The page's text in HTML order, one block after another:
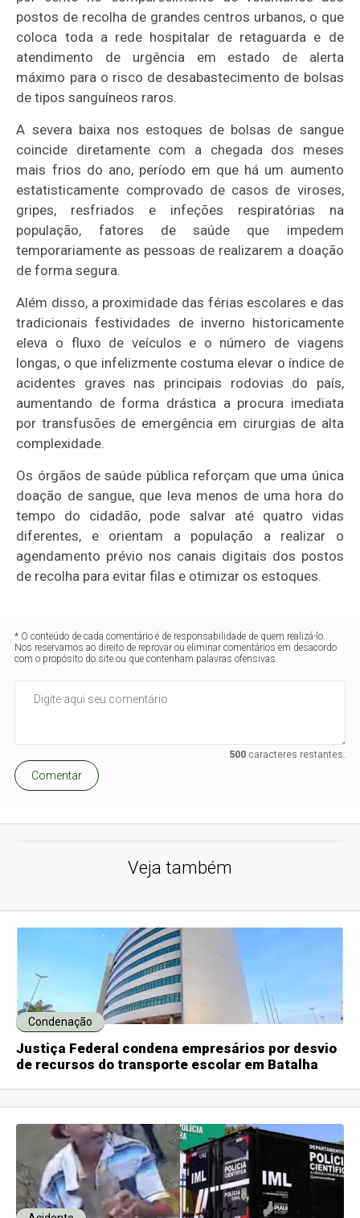
postos de recolha de grandes centros urbanos, o que
coloca toda a rede hospitalar de retaguarda e de
atendimento de urgência em estado de alerta
máximo para o risco de desabastecimento de bolsas
de tipos sanguíneos raros.
A severa baixa nos estoques de bolsas de sangue
coincide diretamente com a chegada dos meses
mais frios do ano, período em que há um aumento
estatisticamente comprovado de casos de viroses,
gripes, resfriados e infeções respiratórias na
população, fatores de saúde que impedem
temporariamente as pessoas de realizarem a doação
de forma segura.
Além disso, a proximidade das férias escolares e das
tradicionais festividades de inverno historicamente
eleva o fluxo de veículos e o número de viagens
longas, o que infelizmente costuma elevar o índice de
acidentes graves nas principais rodovias do país,
aumentando de forma drástica a procura imediata
por transfusões de emergência em cirurgias de alta
complexidade.
Os órgãos de saúde pública reforçam que uma única
doação de sangue, que leva menos de uma hora do
tempo do cidadão, pode salvar até quatro vidas
diferentes, e orientam a população a realizar o
agendamento prévio nos canais digitais dos postos
de recolha para evitar filas e otimizar os estoques.
* O conteúdo de cada comentário é de responsabilidade de quem realizá-lo.
Nos reservamos ao direito de reprovar ou eliminar comentários em desacordo
com o propósito do site ou que contenham palavras ofensivas.
500caracteres restantes.
Comentar
Veja também
Condenação
Justiça Federal condena empresários por desvio
de recursos do transporte escolar em Batalha